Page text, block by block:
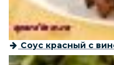
Соус красный с